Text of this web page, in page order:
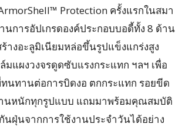
Protection ครั้งแรกในสมา
นการอัปเกรดองค์ประกอบบอดี้ทั้ง 8 ด้าน
างอะลูมิเนียมหล่อขึ้นรูปแข็งแกร่งสูง
มแผงวงจรดูดซับแรงกระแทก ฯลฯ เพื่อ
นทานต่อการบิดงอ ตกกระแทก รอยขีด
นหนักทุกรูปแบบ แถมมาพร้อมคุณสมบัติ
ฝุ่นจากการใช้งานประจำวันได้อย่าง